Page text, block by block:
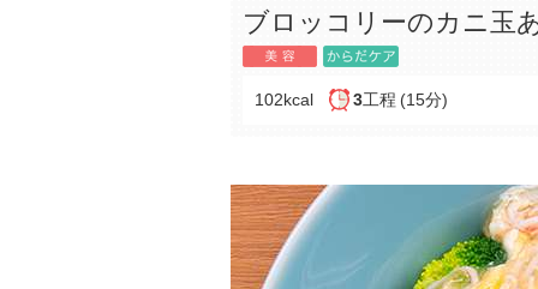
ブロッコリーのカニ玉
102kcal 3工程 (15分)